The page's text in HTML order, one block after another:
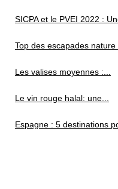
SICPA et le PVEI 2022 :
Top des escapades nature
Les valises moyennes :...
Le vin rouge halal: une...
Espagne : 5 destinations